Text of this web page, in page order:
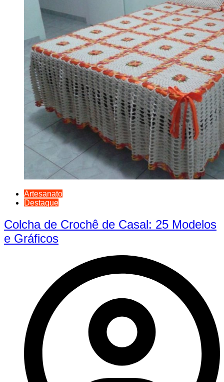
Artesanato
Destaque
Colcha de Crochê de Casal: 25 Modelos
e Gráficos